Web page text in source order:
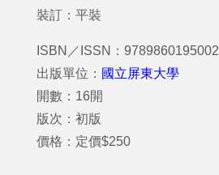
裝訂：平裝
ISBN／ISSN：9789860195002
出版單位： 國立屏東大學
開數：16開
版次：初版
價格：定價$250